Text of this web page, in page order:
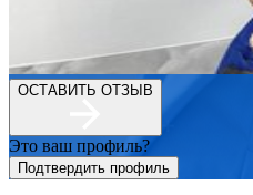
ОСТАВИТЬ ОТЗЫВ
Это ваш профиль?
Подтвердить профиль